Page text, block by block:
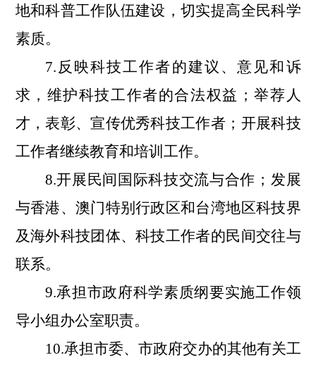
地和科普工作队伍建设，切实提高全民科学
素质。
7.反映科技工作者的建议、意见和诉
求，维护科技工作者的合法权益；举荐人
才，表彰、宣传优秀科技工作者；开展科技
工作者继续教育和培训工作。
8.开展民间国际科技交流与合作；发展
与香港、澳门特别行政区和台湾地区科技界
及海外科技团体、科技工作者的民间交往与
联系。
9.承担市政府科学素质纲要实施工作领
导小组办公室职责。
10.承担市委、市政府交办的其他有关工